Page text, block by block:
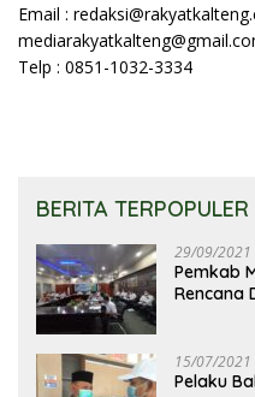
Email :
Telp : 0851-1032-3334
BERITA TERPOPULER
29/09/2021
Pemkab
Rencana
15/07/2021
Pelaku